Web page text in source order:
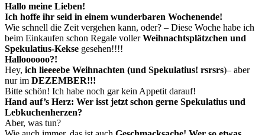
Hallo meine Lieben!
Ich hoffe ihr seid in einem wunderbaren Wochenende!
Wie schnell die Zeit vergehen kann, oder? – Diese Woche habe ich
beim Einkaufen schon Regale vollerWeihnachtsplätzchen und
Spekulatius-Kekse gesehen!!!!
Halloooooo?!
Hey, ich lieeeebe Weihnachten (und Spekulatius! rsrsrs)– aber
nur im DEZEMBER!!!
Bitte schön! Ich habe noch gar kein Appetit darauf!
Hand auf’s Herz: Wer isst jetzt schon gerne Spekulatius und
Lebkuchenherzen?
Aber, was tun?